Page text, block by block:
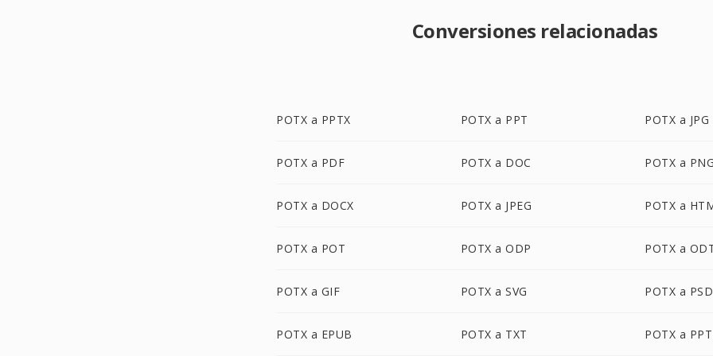
Conversiones relacionadas
POTX a PPTX POTX a PPT POTX a JPG
POTX a PDF POTX a DOC POTX a PNG
POTX a DOCX POTX a JPEG POTX a
POTX a POT POTX a ODP POTX a
POTX a GIF POTX a SVG POTX a PSD
POTX a EPUB POTX a TXT POTX a